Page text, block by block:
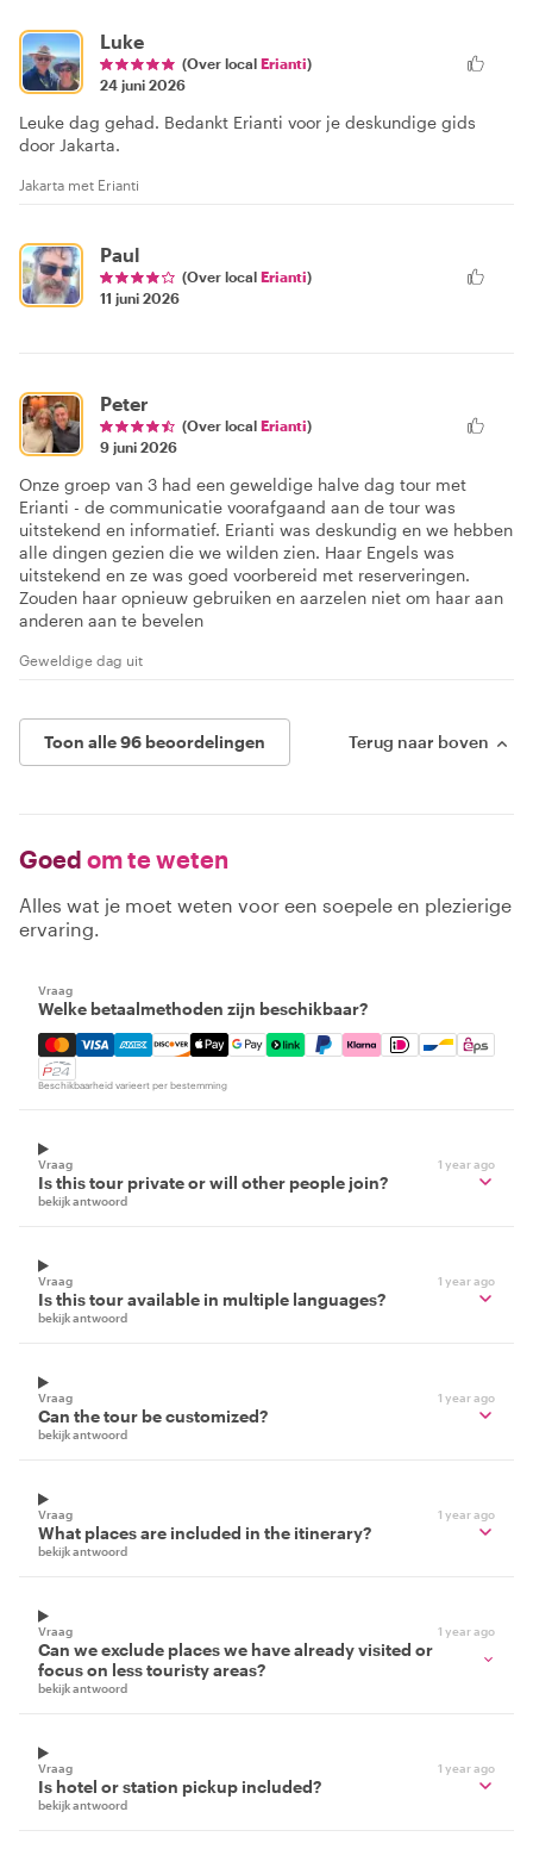
Luke
(Over local Erianti)
24 juni 2026
Leuke dag gehad. Bedankt Erianti voor je deskundige gids
door Jakarta.
Jakarta met Erianti
Paul
(Over local Erianti)
11 juni 2026
Peter
(Over local Erianti)
9 juni 2026
Onze groep van 3 had een geweldige halve dag tour met
Erianti - de communicatie voorafgaand aan de tour was
uitstekend en informatief. Erianti was deskundig en we hebben
alle dingen gezien die we wilden zien. Haar Engels was
uitstekend en ze was goed voorbereid met reserveringen.
Zouden haar opnieuw gebruiken en aarzelen niet om haar aan
anderen aan te bevelen
Geweldige dag uit
Toon alle 96 beoordelingen Terug naar boven
Goed om te weten
Alles wat je moet weten voor een soepele en plezierige
ervaring.
Vraag
Welke betaalmethoden zijn beschikbaar?
Mastercard, Visa, Amex, Discover, Apple Pay, Google
Beschikbaarheid varieert per bestemming
Vraag 1 year ago
Is this tour private or will other people join?
bekijk antwoord
Vraag 1 year ago
Is this tour available in multiple languages?
bekijk antwoord
Vraag 1 year ago
Can the tour be customized?
bekijk antwoord
Vraag 1 year ago
What places are included in the itinerary?
bekijk antwoord
Vraag 1 year ago
Can we exclude places we have already visited or
focus on less touristy areas?
bekijk antwoord
Vraag 1 year ago
Is hotel or station pickup included?
bekijk antwoord